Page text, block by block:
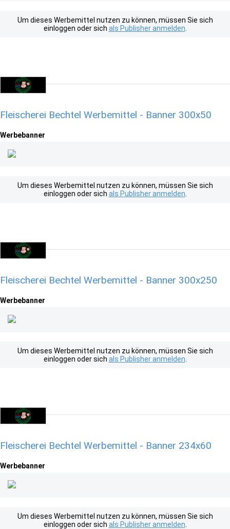
Um dieses Werbemittel nutzen zu können, müssen Sie sich
einloggen oder sich als Publisher anmelden
Fleischerei Bechtel Werbemittel - Banner 300x50
Werbebanner
Um dieses Werbemittel nutzen zu können, müssen Sie sich
einloggen oder sich als Publisher anmelden
Fleischerei Bechtel Werbemittel - Banner 300x250
Werbebanner
Um dieses Werbemittel nutzen zu können, müssen Sie sich
einloggen oder sich als Publisher anmelden
Fleischerei Bechtel Werbemittel - Banner 234x60
Werbebanner
Um dieses Werbemittel nutzen zu können, müssen Sie sich
einloggen oder sich als Publisher anmelden